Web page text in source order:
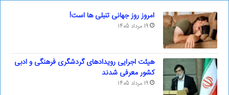
امروز روز جهانی تنبلی ها است!
19 مرداد 1405
هیئت اجرایی رویدادهای گردشگری فرهنگی و ادبی
کشور معرفی شدند
19 مرداد 1405